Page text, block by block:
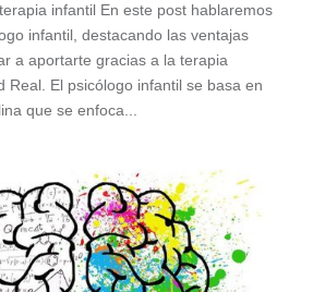
infantil En este post hablaremos
infantil, destacando las ventajas
a aportarte gracias a la terapia
Real. El psicólogo infantil se basa en
que se enfoca...